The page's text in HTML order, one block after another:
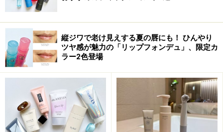
縦ジワで老け見えする夏の唇にも！ ひんやり
ツヤ感が魅力の「リップフォンデュ」、限定カ
ラー2色登場